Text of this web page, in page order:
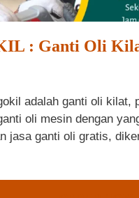
: Ganti Oli
adalah ganti oli kilat,
oli mesin dengan
jasa ganti oli gratis,